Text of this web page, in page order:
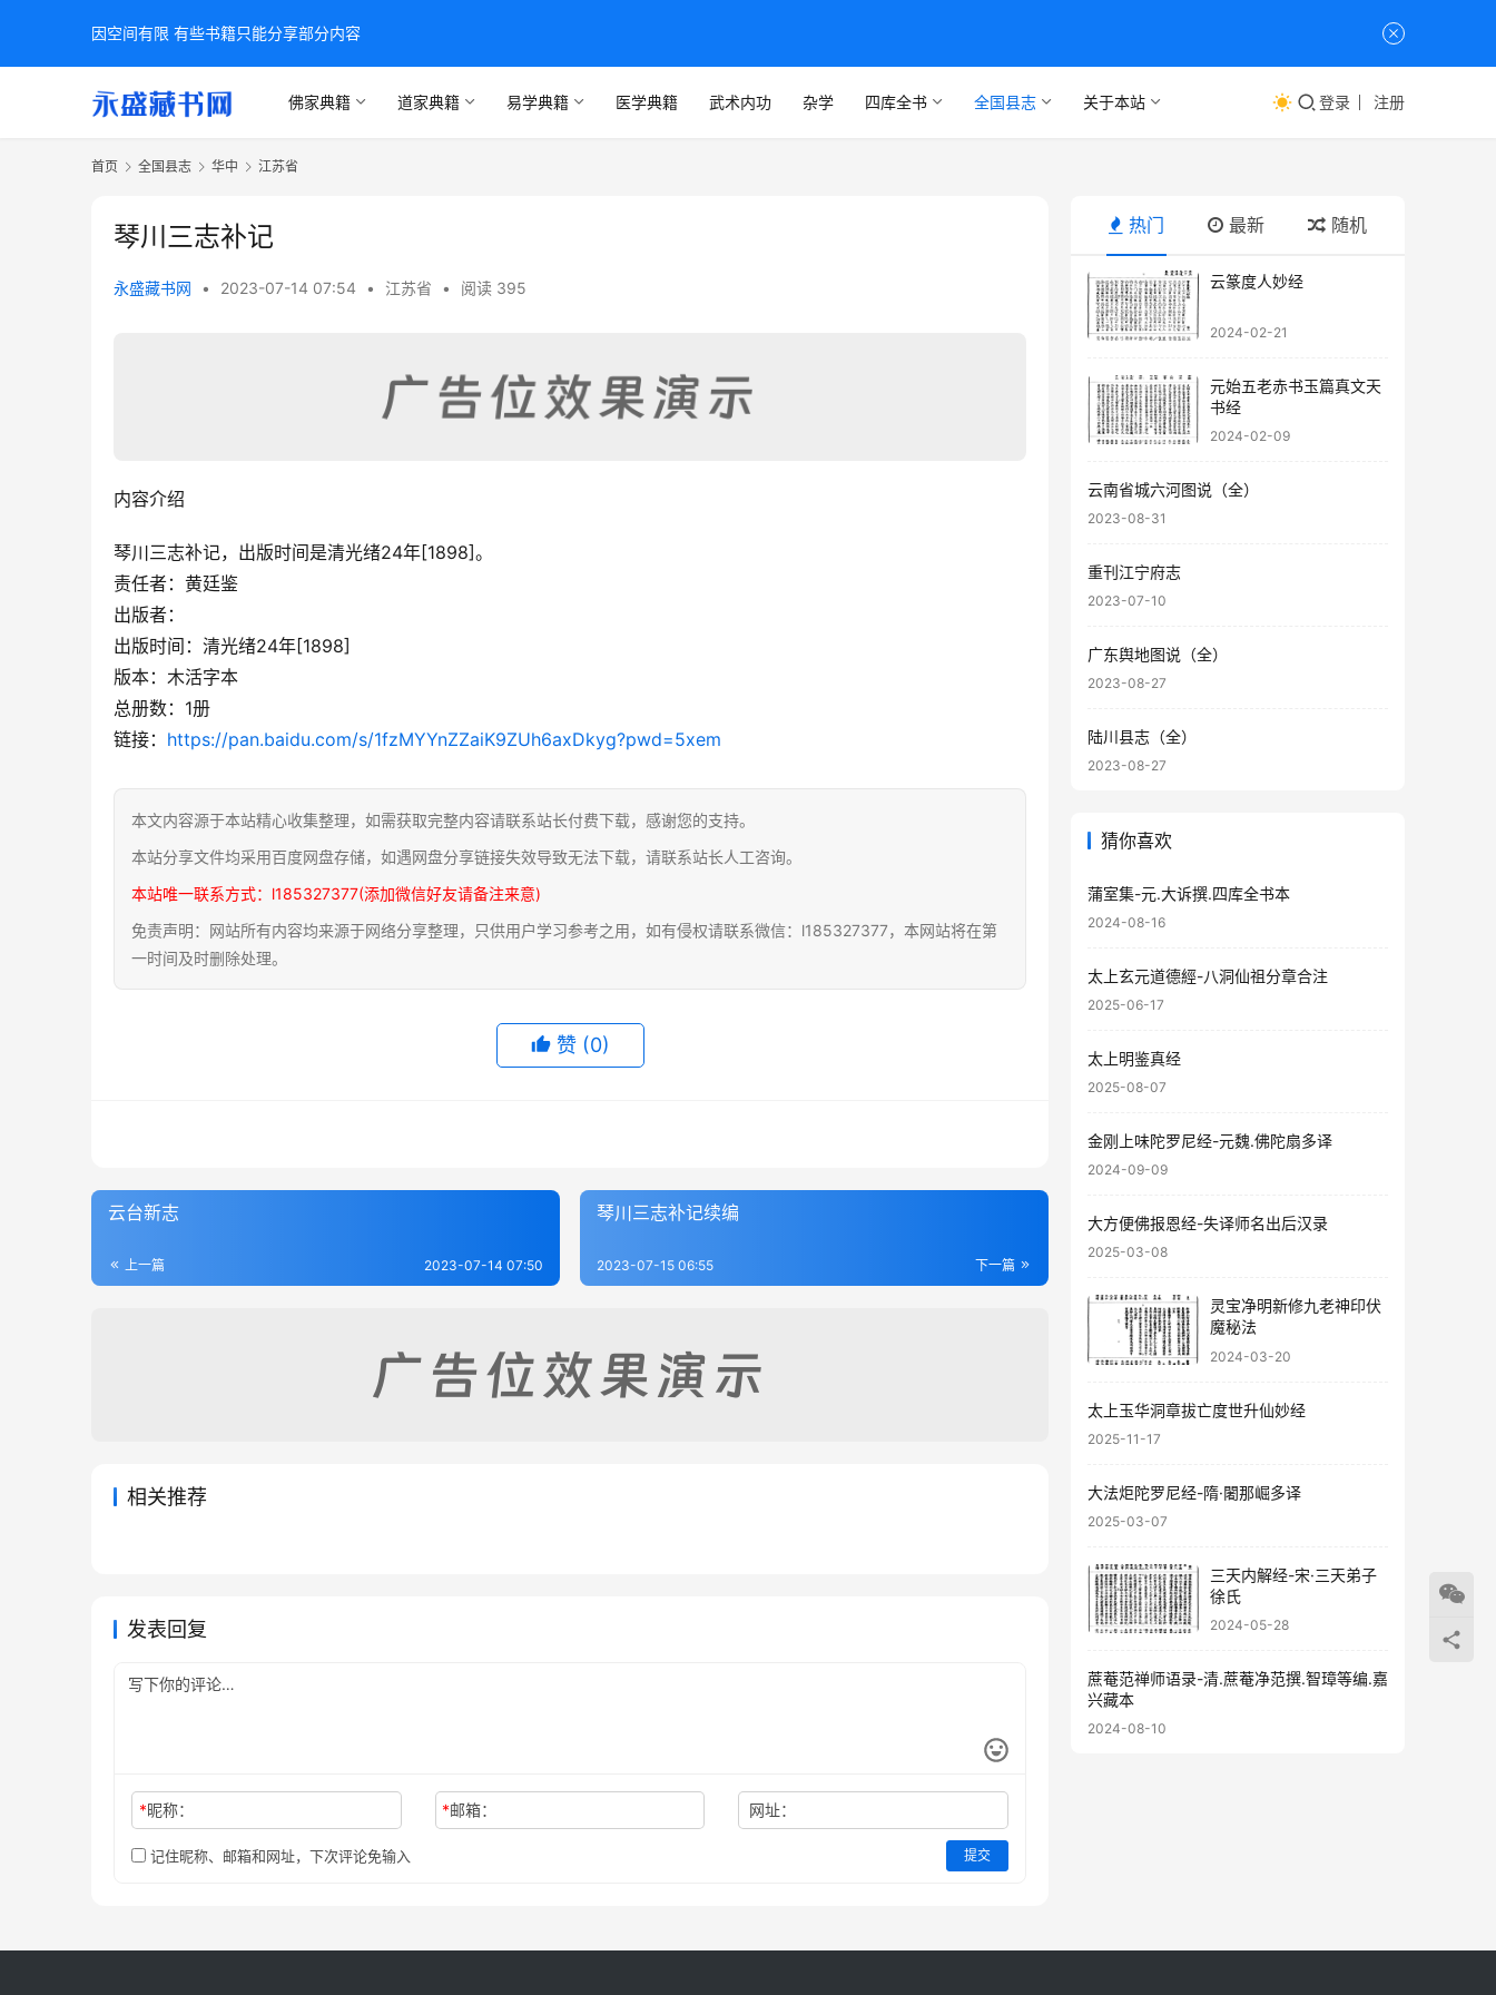
佛家典籍 道家典籍 易学典籍 医学典籍 武术内功 杂学 四库全书 全国县志 关于本站 登录 注册
首页 全国县志 华中 江苏省
琴川三志补记
永盛藏书网 • 2023-07-14 07:54 • 江苏省 • 阅读 395
内容介绍
琴川三志补记，出版时间是清光绪24年[1898]。
责任者：黄廷鉴
出版者：
出版时间：清光绪24年[1898]
版本：木活字本
总册数：1册
链接： https://pan.baidu.com/s/1fzMYYnZZaiK9ZUh6axDkyg?pwd=5xem
本文内容源于本站精心收集整理，如需获取完整内容请联系站长付费下载，感谢您的支持。
本站分享文件均采用百度网盘存储，如遇网盘分享链接失效导致无法下载，请联系站长人工咨询。
本站唯一联系方式：l185327377(添加微信好友请备注来意)
免责声明：网站所有内容均来源于网络分享整理，只供用户学习参考之用，如有侵权请联系微信：l185327377，本网站将在第
一时间及时删除处理。
赞 (0)
云台新志
上一篇 2023-07-14 07:50
琴川三志补记续编
下一篇
2023-07-15 06:55
相关推荐
发表回复
*昵称： *邮箱： 网址：
记住昵称、邮箱和网址，下次评论免输入 提交
热门 最新 随机
云篆度人妙经
2024-02-21
元始五老赤书玉篇真文天
书经
2024-02-09
云南省城六河图说（全）
2023-08-31
重刊江宁府志
2023-07-10
广东舆地图说（全）
2023-08-27
陆川县志（全）
2023-08-27
猜你喜欢
蒲室集-元.大诉撰.四库全书本
2024-08-16
太上玄元道德經-八洞仙祖分章合注
2025-06-17
太上明鉴真经
2025-08-07
金刚上味陀罗尼经-元魏.佛陀扇多译
2024-09-09
大方便佛报恩经-失译师名出后汉录
2025-03-08
灵宝净明新修九老神印伏
魔秘法
2024-03-20
太上玉华洞章拔亡度世升仙妙经
2025-11-17
大法炬陀罗尼经-隋·闍那崛多译
2025-03-07
三天内解经-宋·三天弟子
徐氏
2024-05-28
蔗菴范禅师语录-清.蔗菴净范撰.智璋等编.嘉
兴藏本
2024-08-10
因空间有限 有些书籍只能分享部分内容